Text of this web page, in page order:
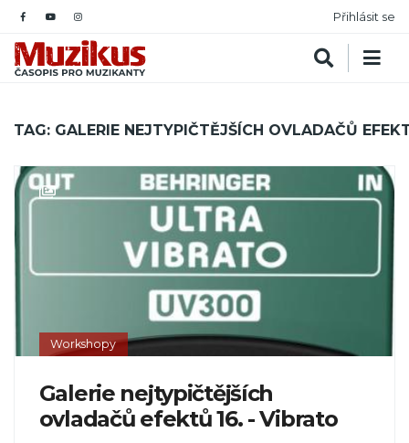
Přihlásit se
TAG: GALERIE NEJTYPIČTĚJŠÍCH OVLADAČŮ
Workshopy
Galerie nejtypičtějších
ovladačů efektů 16. - Vibrato